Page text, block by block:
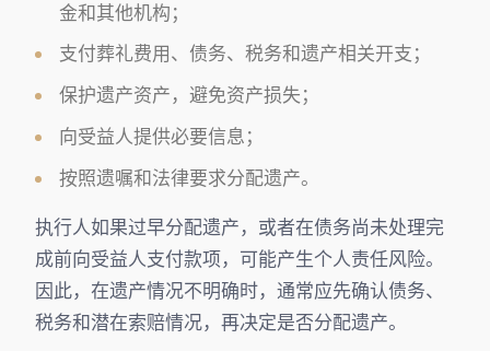
金和其他机构；
支付葬礼费用、债务、税务和遗产相关开支；
保护遗产资产，避免资产损失；
向受益人提供必要信息；
按照遗嘱和法律要求分配遗产。
执行人如果过早分配遗产，或者在债务尚未处理完
成前向受益人支付款项，可能产生个人责任风险。
因此，在遗产情况不明确时，通常应先确认债务、
税务和潜在索赔情况，再决定是否分配遗产。